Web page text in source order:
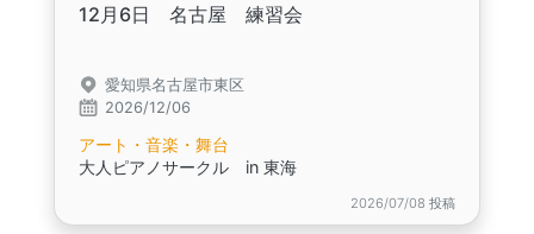
12月6日 名古屋 練習会
愛知県名古屋市東区
2026/12/06
アート・音楽・舞台
大人ピアノサークル in 東海
2026/07/08 投稿